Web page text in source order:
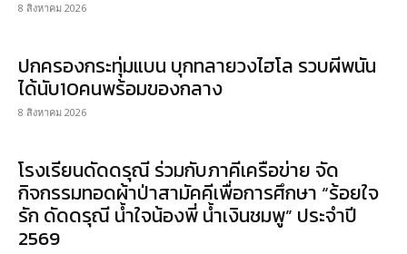
8 สิงหาคม 2026
ปกครองกระทุ่มแบน บุกทลายวงไฮโล รวบผีพนัน
ได้นับ10คนพร้อมของกลาง
8 สิงหาคม 2026
โรงเรียนดัดดรุณี ร่วมกับภาคีเครือข่าย จัด
กิจกรรมทอดผ้าป่าสามัคคีเพื่อการศึกษา “ร้อยใจ
รัก ดัดดรุณี น้ำใจน้องพี่ น้ำเงินชมพู” ประจำปี
2569